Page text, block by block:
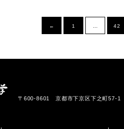
← 1 42
〒600-8601 京都市下京区下之町57-1